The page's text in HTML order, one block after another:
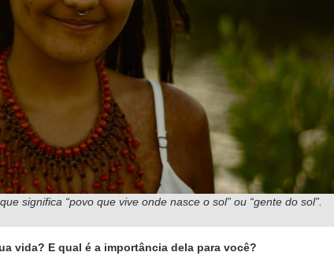
significa “povo que vive onde nasce o sol” ou “gente do sol”.
vida? E qual é a importância dela para você?